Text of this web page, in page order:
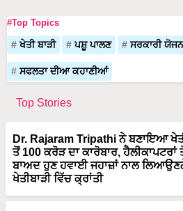
#Top Topics
ਖੇਤੀ ਬਾੜੀ ਪਸ਼ੂ ਪਾਲਣ ਸਰਕਾਰੀ
ਸਫਲਤਾ ਦੀਆ ਕਹਾਣੀਆਂ
Top Stories
Dr. Rajaram Tripathi ਨੇ ਬਣਾਇਆ
ਤੋਂ 100 ਕਰੋੜ ਦਾ ਕਾਰੋਬਾਰ, ਹੈਲੀਕਾਪਟਰਾਂ
ਬਾਅਦ ਹੁਣ ਹਵਾਈ ਜਹਾਜ਼ਾਂ ਨਾਲ
ਖੇਤੀਬਾੜੀ ਵਿੱਚ ਕ੍ਰਾਂਤੀ